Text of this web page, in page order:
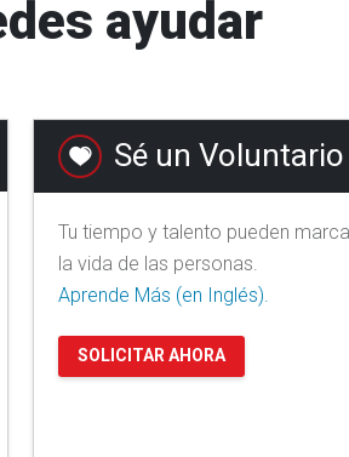
ayudar
Sé un Voluntario
Tu tiempo y talento pueden
la vida de las personas.
Aprende Más (en Inglés).
SOLICITAR AHORA